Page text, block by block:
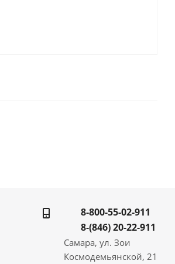
8-800-55-02-911
8-(846) 20-22-911
Самара, ул. Зои
Космодемьянской, 21